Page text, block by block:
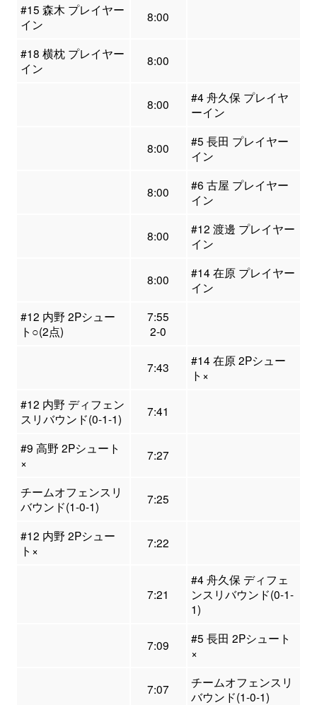
#15 森木 プレイヤー
イン
8:00
#18 横枕 プレイヤー
イン
8:00
8:00
#4 舟久保 プレイヤ
ーイン
8:00
#5 長田 プレイヤー
イン
8:00
#6 古屋 プレイヤー
イン
8:00
#12 渡邊 プレイヤー
イン
8:00
#14 在原 プレイヤー
イン
#12 内野 2Pシュー
ト○(2点)
7:55
2-0
7:43
#14 在原 2Pシュー
ト×
#12 内野 ディフェン
スリバウンド(0-1-1)
7:41
#9 高野 2Pシュート
×
7:27
チームオフェンスリ
バウンド(1-0-1)
7:25
#12 内野 2Pシュー
ト×
7:22
7:21
#4 舟久保 ディフェ
ンスリバウンド(0-1-
1)
7:09
#5 長田 2Pシュート
×
7:07
チームオフェンスリ
バウンド(1-0-1)